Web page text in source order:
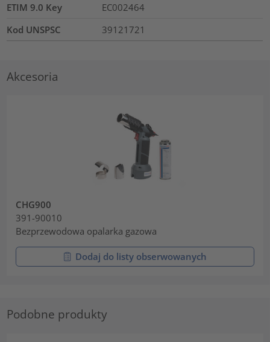
ETIM 9.0 Key
EC002464
Kod UNSPSC
39121721
Akcesoria
CHG900
391-90010
Bezprzewodowa opalarka gazowa
Dodaj do listy obserwowanych
Podobne produkty